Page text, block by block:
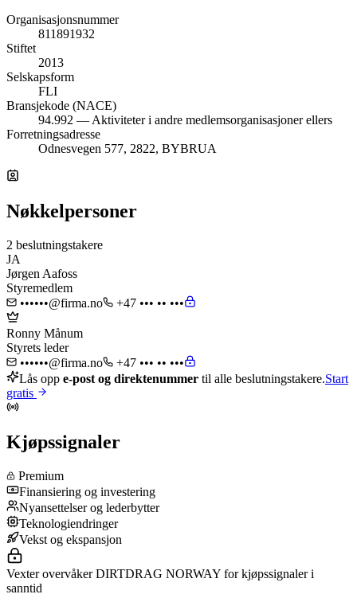
Organisasjonsnummer
811891932
Stiftet
2013
Selskapsform
FLI
Bransjekode (NACE)
94.992 — Aktiviteter i andre medlemsorganisasjoner ellers
Forretningsadresse
Odnesvegen 577, 2822, BYBRUA
Nøkkelpersoner
2 beslutningstakere
JA
Jørgen Aafoss
Styremedlem
••••••@firma.no
+47 ••• •• •••
Ronny Månum
Styrets leder
••••••@firma.no
+47 ••• •• •••
Lås opp e-post og direktenummer til alle beslutningstakere.Start
gratis
Kjøpssignaler
Premium
Finansiering og investering
Nyansettelser og lederbytter
Teknologiendringer
Vekst og ekspansjon
Vexter overvåker DIRTDRAG NORWAY for kjøpssignaler i
sanntid